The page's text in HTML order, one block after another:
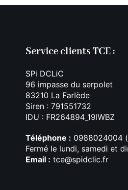
Service clients TCE :
SPi DCLiC
96 impasse du serpolet
83210 La Farlède
Siren : 791551732
IDU : FR264894_19IWBZ
Téléphone : 0988024004
Fermé le lundi, samedi et
Email : tce@spidclic.fr